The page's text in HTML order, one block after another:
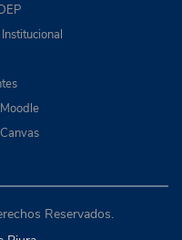
Reservados.